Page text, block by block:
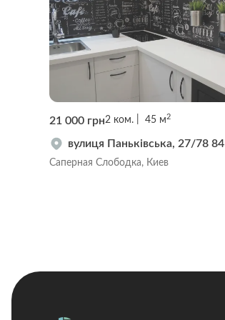
21 000 грн2 ком. 45 м2
вулиця Паньківська, 27/78 84
Саперная Слободка, Киев